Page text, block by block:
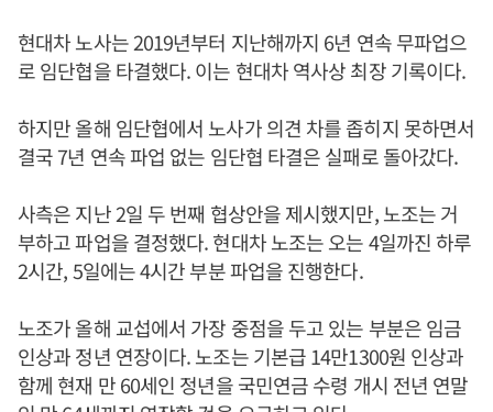
현대차 노사는 2019년부터 지난해까지 6년 연속 무파업으
로 임단협을 타결했다. 이는 현대차 역사상 최장 기록이다.
하지만 올해 임단협에서 노사가 의견 차를 좁히지 못하면서
결국 7년 연속 파업 없는 임단협 타결은 실패로 돌아갔다.
사측은 지난 2일 두 번째 협상안을 제시했지만, 노조는 거
부하고 파업을 결정했다. 현대차 노조는 오는 4일까진 하루
2시간, 5일에는 4시간 부분 파업을 진행한다.
노조가 올해 교섭에서 가장 중점을 두고 있는 부분은 임금
인상과 정년 연장이다. 노조는 기본급 14만1300원 인상과
함께 현재 만 60세인 정년을 국민연금 수령 개시 전년 연말